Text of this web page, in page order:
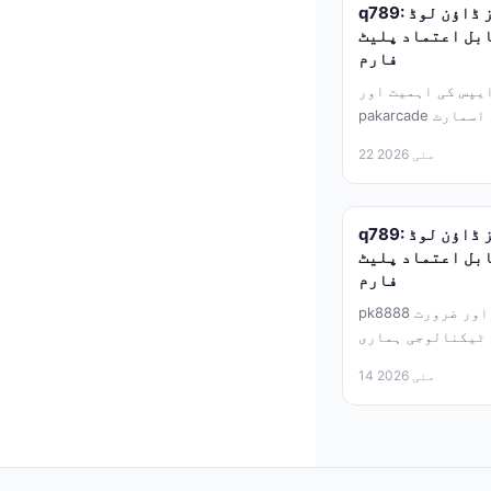
q789: آفیشل سافٹ ویئر اور گیمز ڈاؤن لوڈ
اعتماد پلیٹ
فارم
کی اہمیت اور
pakarcade کا کردار آج کے جدید دور میں اسمارٹ
22 مئی 2026
q789: آفیشل سافٹ ویئر اور گیمز ڈاؤن لوڈ
اعتماد پلیٹ
فارم
pk8888 پر آفیشل سافٹ ویئر کی اہمیت اور ضرورت
ٹیکنالوجی ہماری
14 مئی 2026